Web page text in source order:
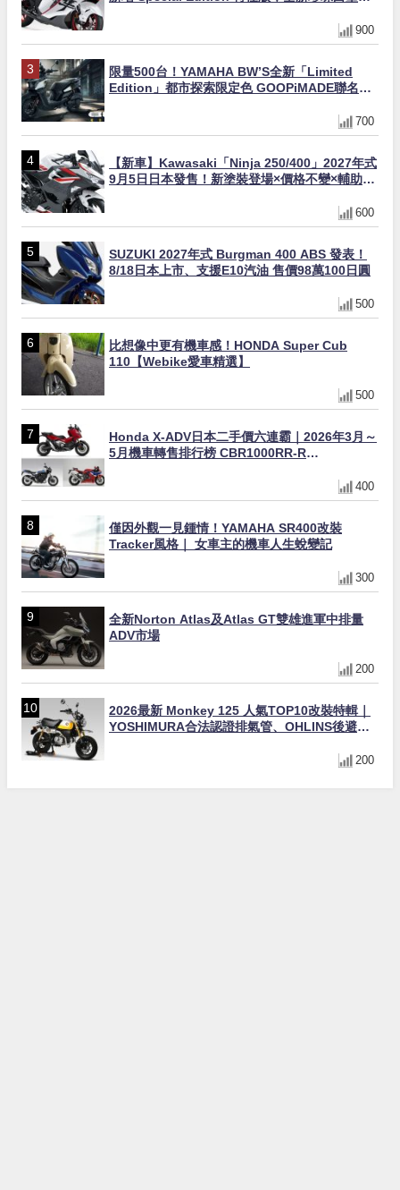
900
限量500台！YAMAHA BW’S全新「Limited
Edition」都市探索限定色 GOOPiMADE聯名包
700
【新車】Kawasaki「Ninja 250/400」2027年式
9月5日日本發售！新塗裝登場×價格不變×輔助滑
600
SUZUKI 2027年式 Burgman 400 ABS 發表！
8/18日本上市、支援E10汽油 售價98萬100日圓
500
比想像中更有機車感！HONDA Super Cub
110【Webike愛車精選】
500
Honda X-ADV日本二手價六連霸｜2026年3月～
5月機車轉售排行榜 CBR1000RR-R
400
僅因外觀一見鍾情！YAMAHA SR400改裝
Tracker風格｜ 女車主的機車人生蛻變記
300
全新Norton Atlas及Atlas GT雙雄進軍中排量
ADV市場
200
2026最新 Monkey 125 人氣TOP10改裝特輯｜
YOSHIMURA合法認證排氣管、OHLINS後避
200